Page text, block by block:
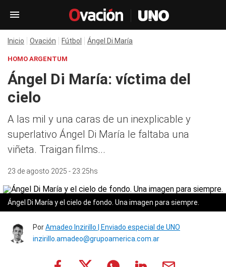
Inicio Ovación Fútbol Ángel Di María
HOMO ARGENTUM
Ángel Di María: víctima del
cielo
A las mil y una caras de un inexplicable y
superlativo Ángel Di María le faltaba una
viñeta. Traigan films...
23 de agosto 2025 - 23:25hs
Ángel Di María y el cielo de fondo. Una imagen para siempre.
PorAmadeo Inzirillo | Enviado especial de UNO
inzirillo.amadeo@grupoamerica.com.ar